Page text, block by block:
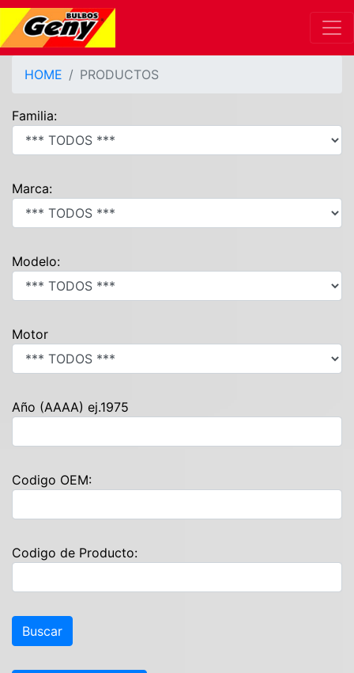
HOME PRODUCTOS
Familia:
Marca:
Modelo:
Motor
Año (AAAA) ej.1975
Codigo OEM:
Codigo de Producto: